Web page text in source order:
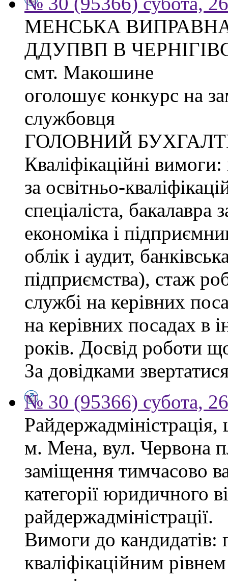
МЕНСЬКА
ДДУПВП В
смт. Макошине
оголошує конкурс на
службовця
ГОЛОВНИЙ
Кваліфікаційні
за освітньо-
спеціаліста,
економіка і
облік і аудит,
підприємства), стаж
службі на керівних
на керівних посадах в
років. Досвід роботи
За довідками
№ 30 (95366) субота,
м. Мена, вул. Червона
заміщення тимчасово
категорії юридичного
райдержадміністрації.
Вимоги до кандидатів:
кваліфікаційним